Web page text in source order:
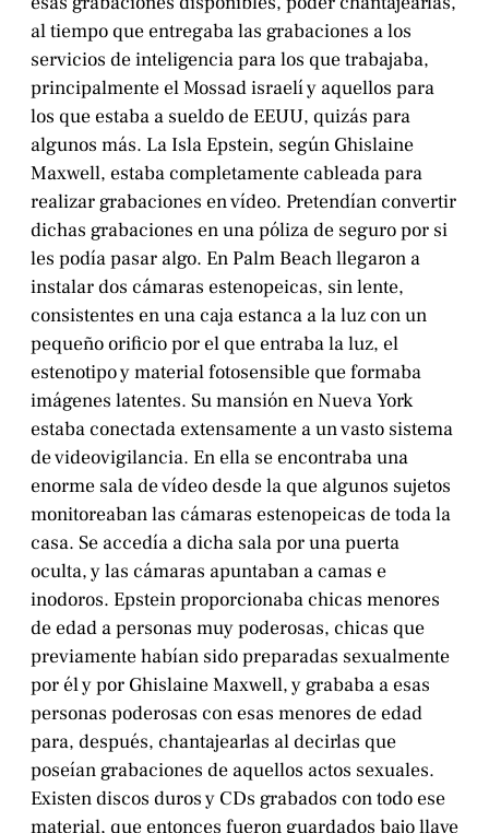
al tiempo que entregaba las grabaciones a los
servicios de inteligencia para los que trabajaba,
principalmente el Mossad israelí y aquellos para
los que estaba a sueldo de EEUU, quizás para
algunos más. La Isla Epstein, según Ghislaine
Maxwell, estaba completamente cableada para
realizar grabaciones en vídeo. Pretendían convertir
dichas grabaciones en una póliza de seguro por si
les podía pasar algo. En Palm Beach llegaron a
instalar dos cámaras estenopeicas, sin lente,
consistentes en una caja estanca a la luz con un
pequeño orificio por el que entraba la luz, el
estenotipo y material fotosensible que formaba
imágenes latentes. Su mansión en Nueva York
estaba conectada extensamente a un vasto sistema
de videovigilancia. En ella se encontraba una
enorme sala de vídeo desde la que algunos sujetos
monitoreaban las cámaras estenopeicas de toda la
casa. Se accedía a dicha sala por una puerta
oculta, y las cámaras apuntaban a camas e
inodoros. Epstein proporcionaba chicas menores
de edad a personas muy poderosas, chicas que
previamente habían sido preparadas sexualmente
por él y por Ghislaine Maxwell, y grababa a esas
personas poderosas con esas menores de edad
para, después, chantajearlas al decirlas que
poseían grabaciones de aquellos actos sexuales.
Existen discos duros y CDs grabados con todo ese
material, que entonces fueron guardados bajo llave